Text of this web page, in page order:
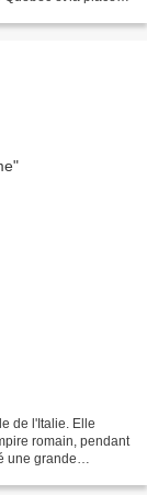
de l'Italie. Elle
romain, pendant
une grande